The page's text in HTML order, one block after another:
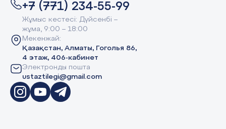
+7 (771) 234-55-99
Жұмыс кестесі: Дүйсенбі –
жұма, 9:00 – 18:00
Мекенжай:
Қазақстан, Алматы, Гоголья 86,
4 этаж, 406-кабинет
Электронды пошта
ustaztilegi@gmail.com